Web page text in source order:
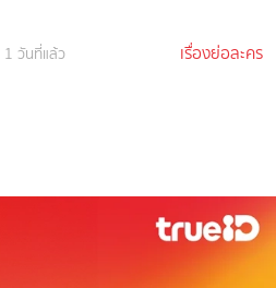
1 วันที่แล้ว เรื่องย่อละคร